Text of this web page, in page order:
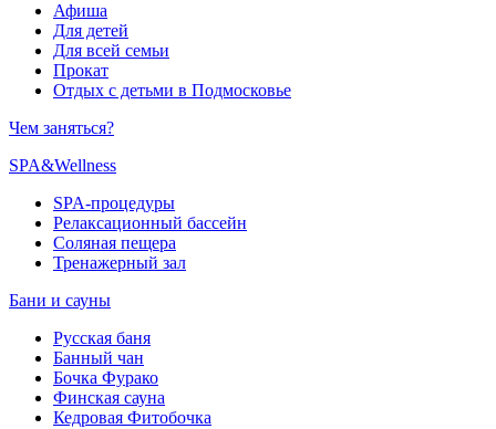
Афиша
Для детей
Для всей семьи
Прокат
Отдых с детьми в Подмосковье
Чем заняться?
SPA&Wellness
SPA-процедуры
Релаксационный бассейн
Соляная пещера
Тренажерный зал
Бани и сауны
Русская баня
Банный чан
Бочка Фурако
Финская сауна
Кедровая Фитобочка